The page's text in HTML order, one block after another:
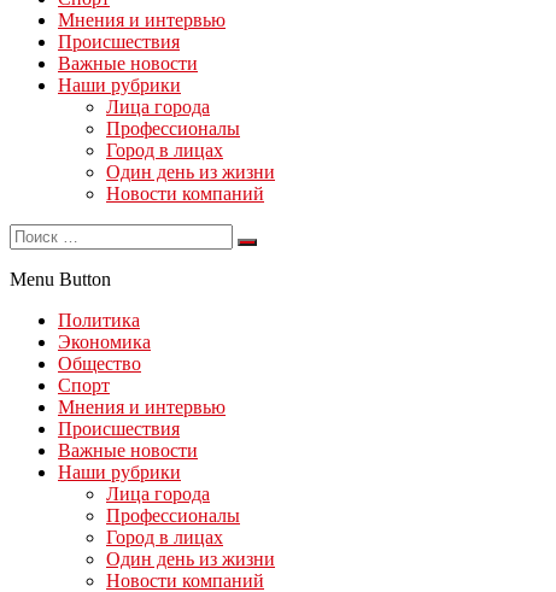
Мнения и интервью
Происшествия
Важные новости
Наши рубрики
Лица города
Профессионалы
Город в лицах
Один день из жизни
Новости компаний
Menu Button
Политика
Экономика
Общество
Спорт
Мнения и интервью
Происшествия
Важные новости
Наши рубрики
Лица города
Профессионалы
Город в лицах
Один день из жизни
Новости компаний